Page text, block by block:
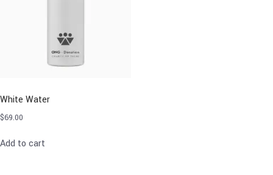
White Water
$69.00
Add to cart